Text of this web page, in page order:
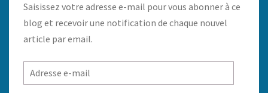
Saisissez votre adresse e-mail pour vous abonner à ce
blog et recevoir une notification de chaque nouvel
article par email.
Adresse
e-